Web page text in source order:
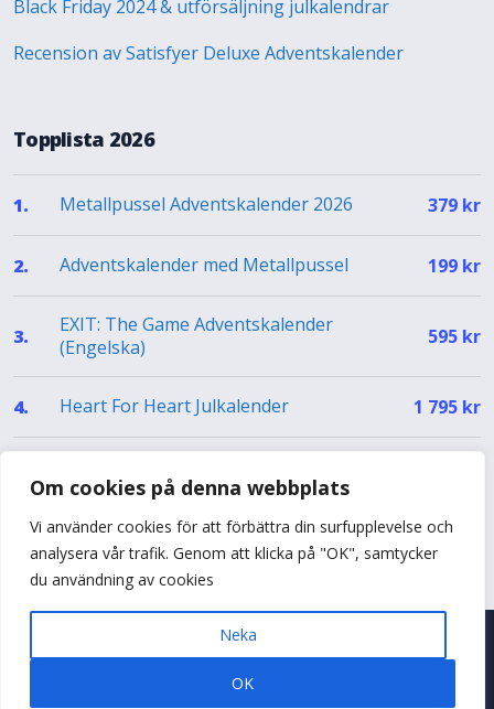
Om cookies på denna webbplats
Vi använder cookies för att förbättra din surfupplevelse och
analysera vår trafik. Genom att klicka på "OK", samtycker
du användning av cookies
Neka
OK
Black Friday 2024 & utförsäljning julkalendrar
Recension av Satisfyer Deluxe Adventskalender
Topplista 2026
1. Metallpussel Adventskalender 2026 379 kr
2. Adventskalender med Metallpussel 199 kr
3.
EXIT: The Game Adventskalender
(Engelska)
595 kr
4. Heart For Heart Julkalender 1 795 kr
Se hela topplistan
Annonsera